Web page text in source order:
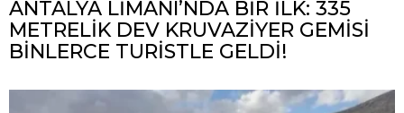
ANTALYA LİMANI’NDA BİR İLK: 335
METRELİK DEV KRUVAZİYER GEMİSİ
BİNLERCE TURİSTLE GELDİ!